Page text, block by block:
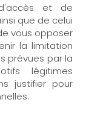
et de
que de celui
vous opposer
la limitation
prévues par la
légitimes
justifier pour